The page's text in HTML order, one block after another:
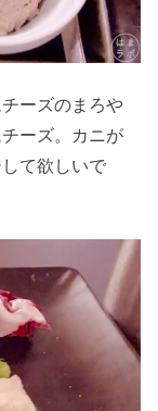
ーズのまろや
ーズ。カニが
て欲しいで